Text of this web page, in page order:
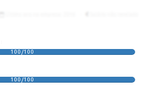
100/100
100/100